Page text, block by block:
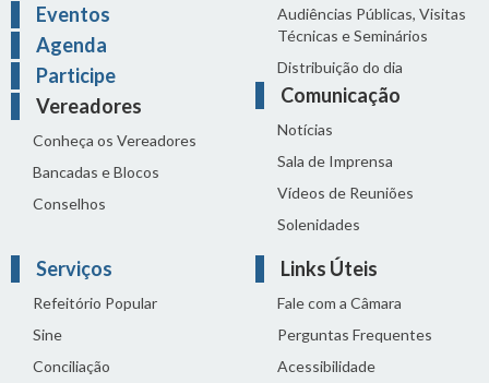
Eventos
Agenda
Participe
Vereadores
Conheça os Vereadores
Bancadas e Blocos
Conselhos
Audiências Públicas, Visitas
Técnicas e Seminários
Distribuição do dia
Comunicação
Notícias
Sala de Imprensa
Vídeos de Reuniões
Solenidades
Serviços
Refeitório Popular
Sine
Conciliação
Links Úteis
Fale com a Câmara
Perguntas Frequentes
Acessibilidade